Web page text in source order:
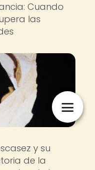
Cuando
las
y su
de la